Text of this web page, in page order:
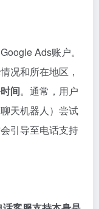
Ads账户。
况和所在地区，
间。通常，用户
天机器人）尝试
引导至电话支持